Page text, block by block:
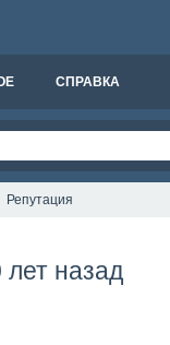
СПРАВКА
Репутация
лет назад